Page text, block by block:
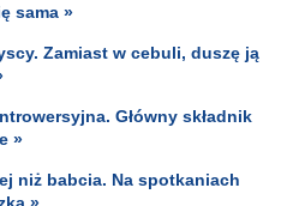
sama »
Zamiast w cebuli, duszę ją
Główny składnik
»
niż babcia. Na spotkaniach
»